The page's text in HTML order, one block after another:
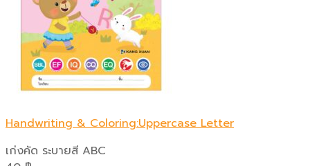
Handwriting & Coloring:Uppercase Letter
เก่งคัด ระบายสี ABC